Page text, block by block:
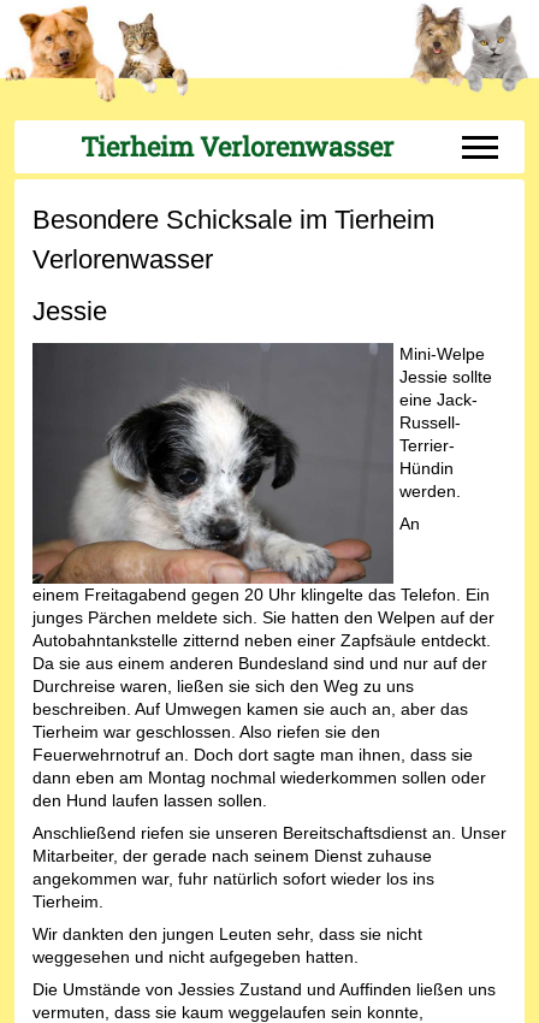
Tierheim Verlorenwasser Off-
Besondere Schicksale im Tierheim
Verlorenwasser
Jessie
Mini-Welpe
Jessie sollte
eine Jack-
Russell-
Terrier-
Hündin
werden.
An
einem Freitagabend gegen 20 Uhr klingelte das Telefon. Ein
junges Pärchen meldete sich. Sie hatten den Welpen auf der
Autobahntankstelle zitternd neben einer Zapfsäule entdeckt.
Da sie aus einem anderen Bundesland sind und nur auf der
Durchreise waren, ließen sie sich den Weg zu uns
beschreiben. Auf Umwegen kamen sie auch an, aber das
Tierheim war geschlossen. Also riefen sie den
Feuerwehrnotruf an. Doch dort sagte man ihnen, dass sie
dann eben am Montag nochmal wiederkommen sollen oder
den Hund laufen lassen sollen.
Anschließend riefen sie unseren Bereitschaftsdienst an. Unser
Mitarbeiter, der gerade nach seinem Dienst zuhause
angekommen war, fuhr natürlich sofort wieder los ins
Tierheim.
Wir dankten den jungen Leuten sehr, dass sie nicht
weggesehen und nicht aufgegeben hatten.
Die Umstände von Jessies Zustand und Auffinden ließen uns
vermuten, dass sie kaum weggelaufen sein konnte,